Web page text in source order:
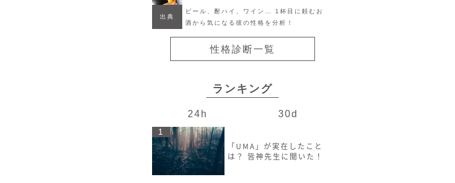
出典
ビール、酎ハイ、ワイン… 1杯目に頼むお
酒から気になる彼の性格を分析！
性格診断一覧
ランキング
24h 30d
1
「UMA」が実在したこと
は？ 皆神先生に聞いた！